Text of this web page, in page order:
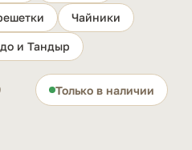
Чайники
и Тандыр
Только в наличии